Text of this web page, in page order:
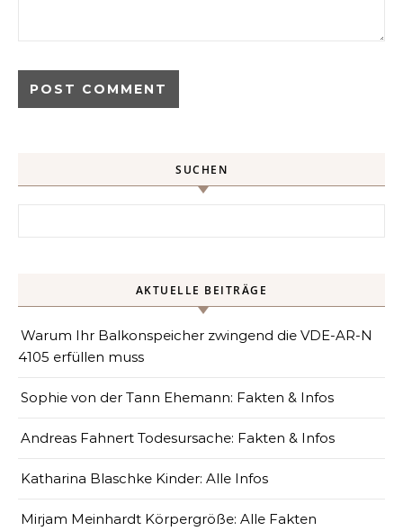
SUCHEN
AKTUELLE BEITRÄGE
Warum Ihr Balkonspeicher zwingend die VDE-AR-N
4105 erfüllen muss
Sophie von der Tann Ehemann: Fakten & Infos
Andreas Fahnert Todesursache: Fakten & Infos
Katharina Blaschke Kinder: Alle Infos
Mirjam Meinhardt Körpergröße: Alle Fakten